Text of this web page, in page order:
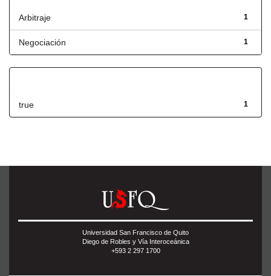
1
Arbitraje
1
Negociación
1
true
Universidad San Francisco de Quito
Diego de Robles y Vía Interoceánica
+593 2 297 1700